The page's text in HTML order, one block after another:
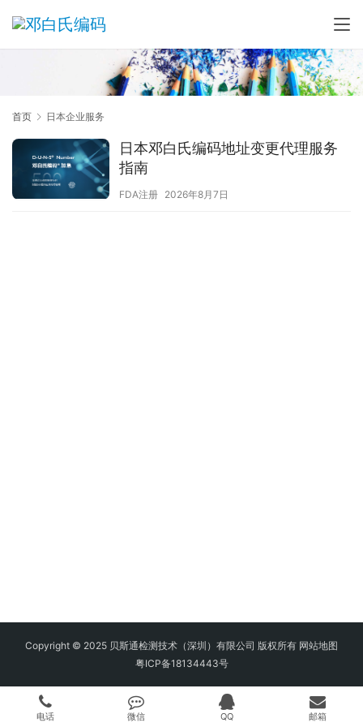
首页 日本企业服务
日本邓白氏编码地址变更代理服务
指南
FDA注册 2026年8月7日
Copyright © 2025 贝斯通检测技术（深圳）有限公司 版权所有 网站地图
粤ICP备18134443号
电话 微信 QQ 邮箱